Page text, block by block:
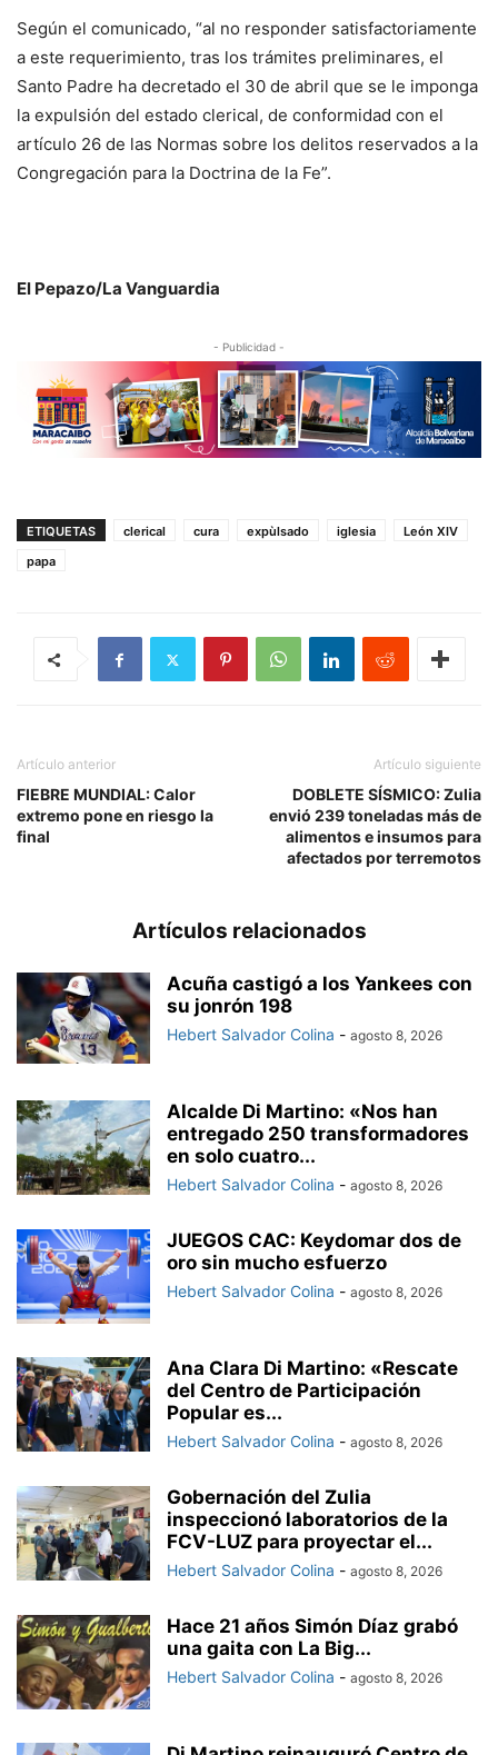
Según el comunicado, “al no responder satisfactoriamente
a este requerimiento, tras los trámites preliminares, el
Santo Padre ha decretado el 30 de abril que se le imponga
la expulsión del estado clerical, de conformidad con el
artículo 26 de las Normas sobre los delitos reservados a la
Congregación para la Doctrina de la Fe”.
El Pepazo/La Vanguardia
- Publicidad -
ETIQUETAS clerical cura expùlsado iglesia
León XIV
papa
Artículo anterior
FIEBRE MUNDIAL: Calor
extremo pone en riesgo la
final
Artículo siguiente
DOBLETE SÍSMICO: Zulia
envió 239 toneladas más de
alimentos e insumos para
afectados por terremotos
Artículos relacionados
Acuña castigó a los Yankees con
su jonrón 198
Hebert Salvador Colina - agosto 8, 2026
Alcalde Di Martino: «Nos han
entregado 250 transformadores
en solo cuatro...
Hebert Salvador Colina - agosto 8, 2026
JUEGOS CAC: Keydomar dos de
oro sin mucho esfuerzo
Hebert Salvador Colina - agosto 8, 2026
Ana Clara Di Martino: «Rescate
del Centro de Participación
Popular es...
Hebert Salvador Colina - agosto 8, 2026
Gobernación del Zulia
inspeccionó laboratorios de la
FCV-LUZ para proyectar el...
Hebert Salvador Colina - agosto 8, 2026
Hace 21 años Simón Díaz grabó
una gaita con La Big...
Hebert Salvador Colina - agosto 8, 2026